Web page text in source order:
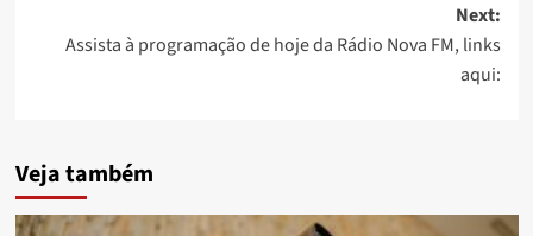
Next:
Assista à programação de hoje da Rádio Nova FM, links
aqui:
Veja também